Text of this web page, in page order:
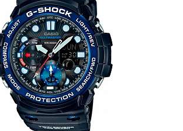
G-shock
GN-1000B-1A
i